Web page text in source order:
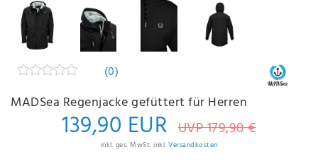
(0)
MADSea Regenjacke gefüttert für Herren
139,90 EUR UVP 179,90 €
inkl. ges. MwSt. inkl. Versandkosten